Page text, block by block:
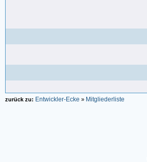
zurück zu: Entwickler-Ecke » Mitgliederliste